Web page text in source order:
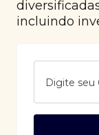
incluindo
Digite seu